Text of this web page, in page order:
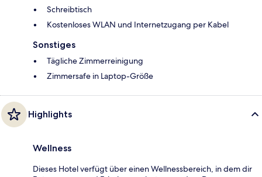
Schreibtisch
Kostenloses WLAN und Internetzugang per Kabel
Sonstiges
Tägliche Zimmerreinigung
Zimmersafe in Laptop-Größe
Highlights
Wellness
Dieses Hotel verfügt über einen Wellnessbereich, in dem dir